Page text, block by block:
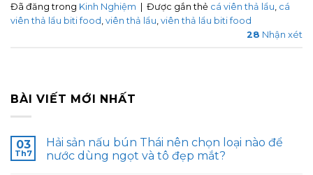
Đã đăng trong Kinh Nghiệm Được gắn thẻ cá viên thả lẩu cá
viên thả lẩu biti food viên thả lẩu viên thả lẩu biti food
28 Nhận xét
BÀI VIẾT MỚI NHẤT
03
Th7
Hải sản nấu bún Thái nên chọn loại nào để
nước dùng ngọt và tô đẹp mắt?